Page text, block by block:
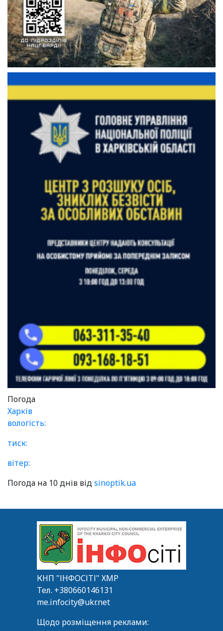
Погода
Харків
вологість:
тиск:
вітер:
Погода на 10 днів відsinoptik.ua
КНП "ІНФОСІТІ" ХМР
Тел. +380660146131
me.infocity@ukr.net
Щодо розміщення реклами: